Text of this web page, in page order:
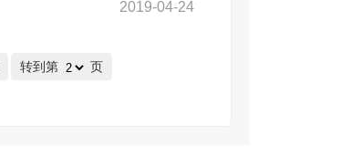
2019-04-24
转到第 页